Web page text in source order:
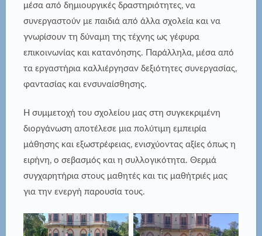
μέσα από δημιουργικές δραστηριότητες, να
συνεργαστούν με παιδιά από άλλα σχολεία και να
γνωρίσουν τη δύναμη της τέχνης ως γέφυρα
επικοινωνίας και κατανόησης. Παράλληλα, μέσα από
τα εργαστήρια καλλιέργησαν δεξιότητες συνεργασίας,
φαντασίας και ενσυναίσθησης.
Η συμμετοχή του σχολείου μας στη συγκεκριμένη
διοργάνωση αποτέλεσε μια πολύτιμη εμπειρία
μάθησης και εξωστρέφειας, ενισχύοντας αξίες όπως η
ειρήνη, ο σεβασμός και η συλλογικότητα. Θερμά
συγχαρητήρια στους μαθητές και τις μαθήτριές μας
για την ενεργή παρουσία τους.